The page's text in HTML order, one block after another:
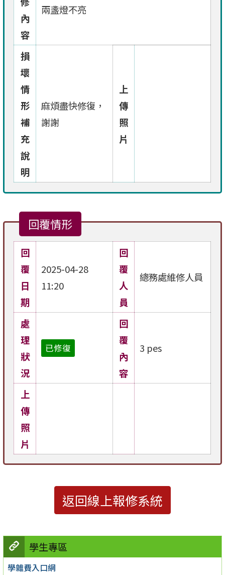
學生專區
學雜費入口網
內
容
兩盞燈不亮
損
壞
情
形
補
充
說
明
麻煩盡快修復，
謝謝
上
傳
照
片
回覆情形
回
覆
日
期
2025-04-28
11:20
回
覆
人
員
總務處維修人員
處
理
狀
況
已修復
回
覆
內
容
3 pes
上
傳
照
片
返回線上報修系統